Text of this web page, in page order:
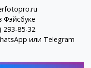
Фэйсбуке
293-85-32
или Telegram